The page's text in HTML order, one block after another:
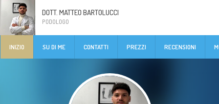
DOTT. MATTEO BARTOLUCCI
PODOLOGO
INIZIO SU DI ME CONTATTI PREZZI RECENSIONI